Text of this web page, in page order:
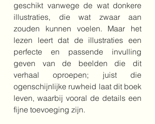
geschikt vanwege de wat donkere
illustraties, die wat zwaar aan
zouden kunnen voelen. Maar het
lezen leert dat de illustraties een
perfecte en passende invulling
geven van de beelden die dit
verhaal oproepen; juist die
ogenschijnlijke ruwheid laat dit boek
leven, waarbij vooral de details een
fijne toevoeging zijn.